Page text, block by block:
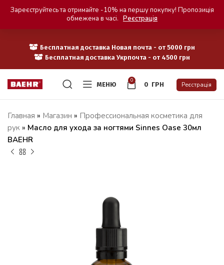
Бесплатная доставка Новая почта - от 5000 грн
Бесплатная доставка Укрпочта - от 4500 грн
МЕНЮ
0
0 ГРН Реєстрація
Главная » Магазин » Профессиональная косметика для
рук » Масло для ухода за ногтями Sinnes Oase 30мл
BAEHR
Зареєструйтесь та отримайте -10% на першу покупку! Пропозиція
обмежена в часі. Реєстрація